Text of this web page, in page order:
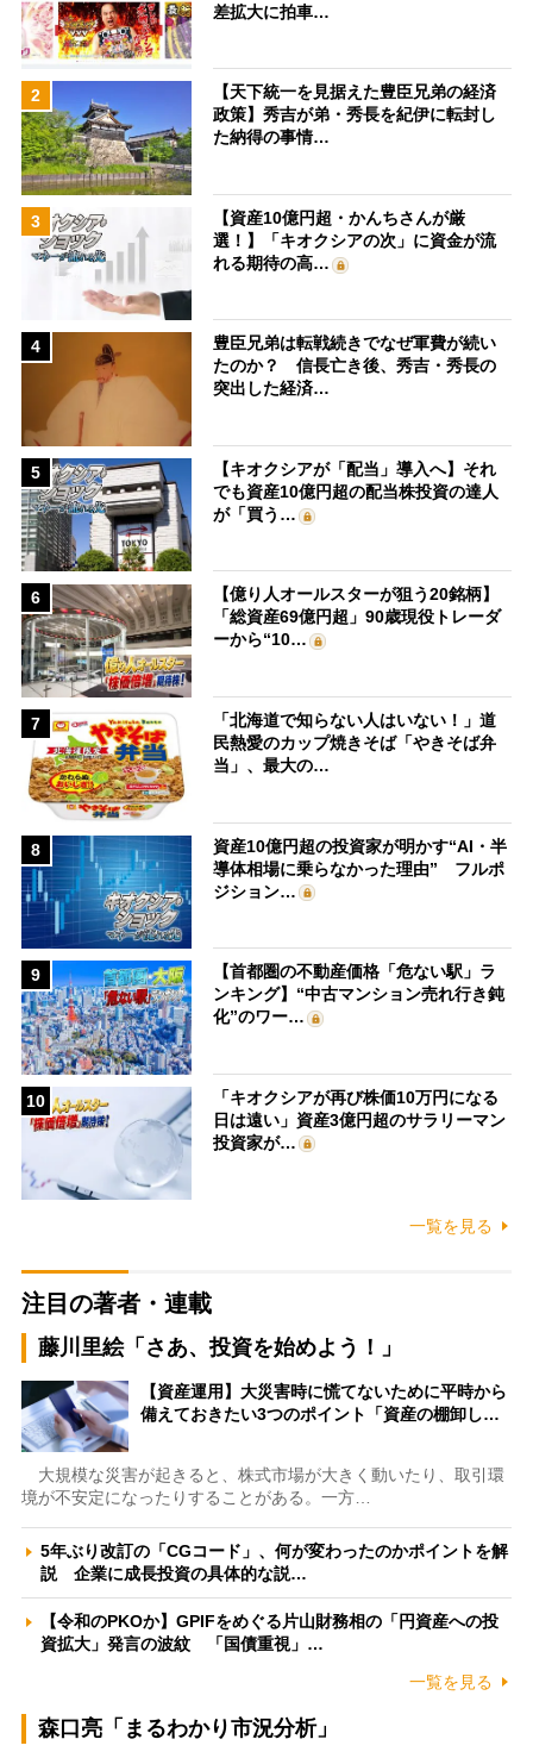
差拡大に拍車…
2
【天下統一を見据えた豊臣兄弟の経済
政策】秀吉が弟・秀長を紀伊に転封し
た納得の事情…
3
【資産10億円超・かんちさんが厳
選！】「キオクシアの次」に資金が流
れる期待の高…
4
豊臣兄弟は転戦続きでなぜ軍費が続い
たのか？ 信長亡き後、秀吉・秀長の
突出した経済…
5
【キオクシアが「配当」導入へ】それ
でも資産10億円超の配当株投資の達人
が「買う…
6
【億り人オールスターが狙う20銘柄】
「総資産69億円超」90歳現役トレーダ
ーから“10…
7
「北海道で知らない人はいない！」道
民熱愛のカップ焼きそば「やきそば弁
当」、最大の…
8
資産10億円超の投資家が明かす“AI・半
導体相場に乗らなかった理由” フルポ
ジション…
9
【首都圏の不動産価格「危ない駅」ラ
ンキング】“中古マンション売れ行き鈍
化”のワー…
10
「キオクシアが再び株価10万円になる
日は遠い」資産3億円超のサラリーマン
投資家が…
一覧を見る
注目の著者・連載
藤川里絵「さあ、投資を始めよう！」
【資産運用】大災害時に慌てないために平時から
備えておきたい3つのポイント「資産の棚卸し…
大規模な災害が起きると、株式市場が大きく動いたり、取引環
境が不安定になったりすることがある。一方…
5年ぶり改訂の「CGコード」、何が変わったのかポイントを解
説 企業に成長投資の具体的な説…
【令和のPKOか】GPIFをめぐる片山財務相の「円資産への投
資拡大」発言の波紋 「国債重視」…
一覧を見る
森口亮「まるわかり市況分析」